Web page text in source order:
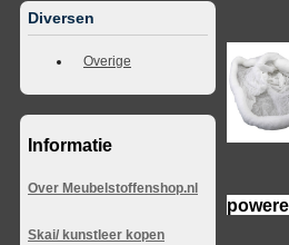
Diversen
Overige
Informatie
Over Meubelstoffenshop.nl
Skai/ kunstleer kopen